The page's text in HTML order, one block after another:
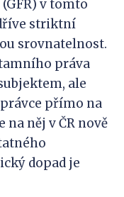
v tomto
striktní
srovnatelnost.
práva
ale
přímo na
něj v ČR nově
dopad je